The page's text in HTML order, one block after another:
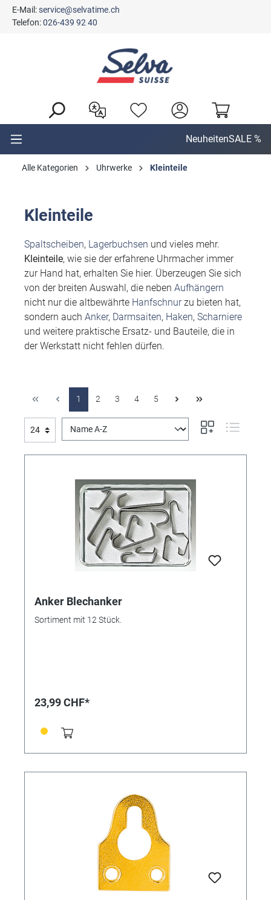
springen
E-Mail:service@selvatime.ch
Telefon:026-439 92 40
NeuheitenSALE %
Alle Kategorien Uhrwerke Kleinteile
Kleinteile
Spaltscheiben, Lagerbuchsen und vieles mehr.
Kleinteile, wie sie der erfahrene Uhrmacher immer
zur Hand hat, erhalten Sie hier. Überzeugen Sie sich
von der breiten Auswahl, die neben Aufhängern
nicht nur die altbewährte Hanfschnurzu bieten hat,
sondern auch Anker, Darmsaiten, Haken, Scharniere
und weitere praktische Ersatz- und Bauteile, die in
der Werkstatt nicht fehlen dürfen.
1 2 3 4 5
Anker Blechanker
Sortiment mit 12 Stück.
23,99 CHF*